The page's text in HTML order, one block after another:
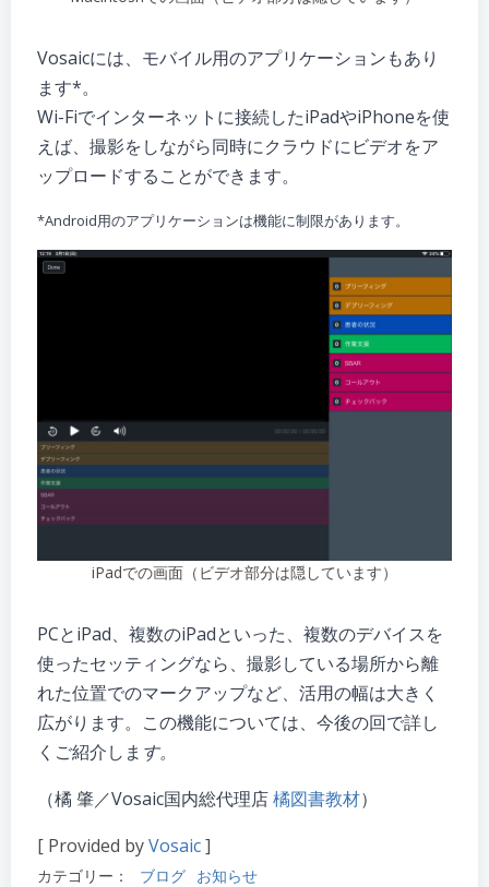
Vosaicには、モバイル用のアプリケーションもあり
ます*。
Wi-Fiでインターネットに接続したiPadやiPhoneを使
えば、撮影をしながら同時にクラウドにビデオをア
ップロードすることができます。
*Android用のアプリケーションは機能に制限があります。
iPadでの画面（ビデオ部分は隠しています）
PCとiPad、複数のiPadといった、複数のデバイスを
使ったセッティングなら、撮影している場所から離
れた位置でのマークアップなど、活用の幅は大きく
広がります。この機能については、今後の回で詳し
くご紹介しま す。
（橘 肇／Vosaic国内総代理店橘図書教材）
[ Provided byVosaic]
カテゴリー： ブログ お知らせ